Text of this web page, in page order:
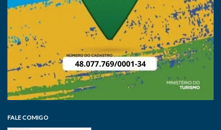
FALE COMIGO